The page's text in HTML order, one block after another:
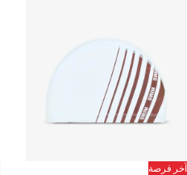
آخر فرصة